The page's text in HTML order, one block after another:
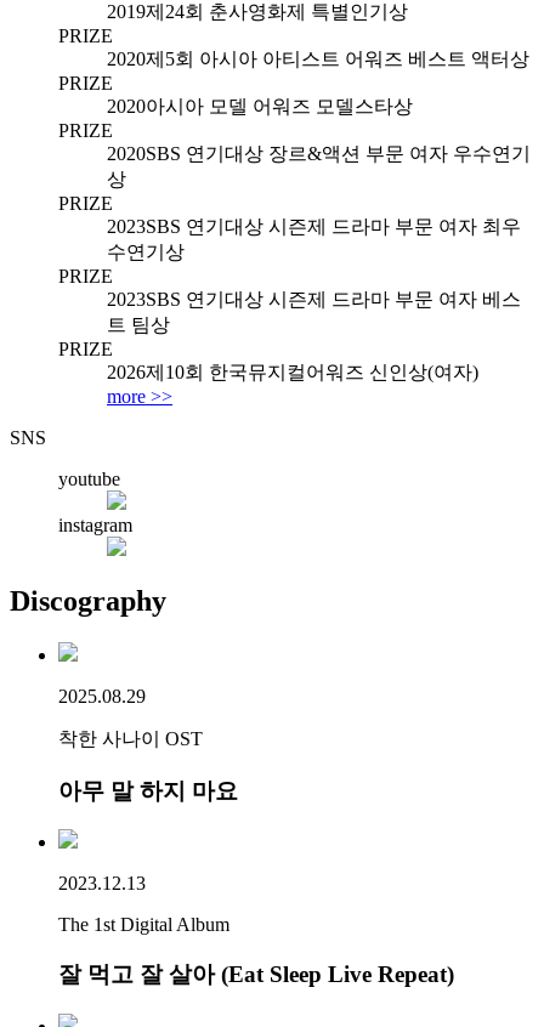
2019제24회 춘사영화제 특별인기상
PRIZE
2020제5회 아시아 아티스트 어워즈 베스트 액터상
PRIZE
2020아시아 모델 어워즈 모델스타상
PRIZE
2020SBS 연기대상 장르&액션 부문 여자 우수연기
상
PRIZE
2023SBS 연기대상 시즌제 드라마 부문 여자 최우
수연기상
PRIZE
2023SBS 연기대상 시즌제 드라마 부문 여자 베스
트 팀상
PRIZE
2026제10회 한국뮤지컬어워즈 신인상(여자)
more >>
SNS
youtube
instagram
Discography
2025.08.29
착한 사나이 OST
아무 말 하지 마요
2023.12.13
The 1st Digital Album
잘 먹고 잘 살아 (Eat Sleep Live Repeat)